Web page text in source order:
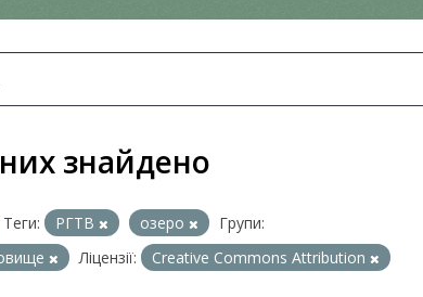
знайдено
Теги: РГТВ озеро
Групи:
Ліцензії: Creative Commons Attribution